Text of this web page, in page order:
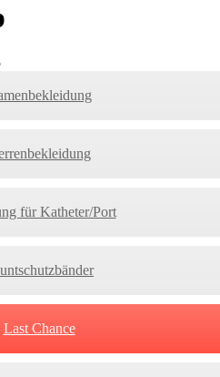
für Katheter/Port
Last Chance